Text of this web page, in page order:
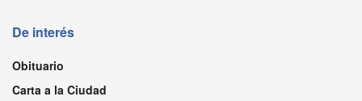
De interés
Obituario
Carta a la Ciudad